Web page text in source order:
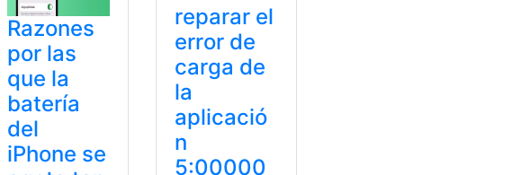
Razones
por las
que la
batería
del
iPhone se
reparar el
error de
carga de
la
aplicació
n
5:00000